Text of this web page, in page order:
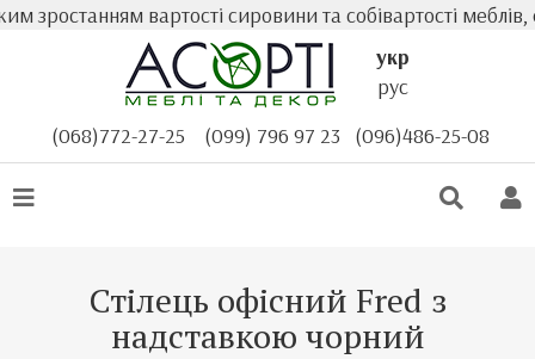
зростанням вартості сировини та собівартості
укр
рус
(068)772-27-25
(099) 796 97 23 (096)486-25-08
Стілець офісний Fred з
надставкою чорний